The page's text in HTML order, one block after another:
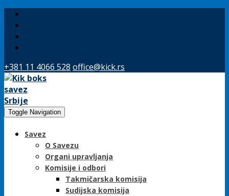
+381 11 4066 528 office@kick.rs
Toggle Navigation
Savez
O Savezu
Organi upravljanja
Komisije i odbori
Takmičarska komisija
Sudijska komisija